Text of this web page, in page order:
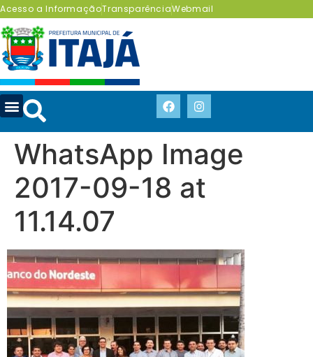
Acesso a InformaçãoTransparênciaWebmail
WhatsApp Image
2017-09-18 at
11.14.07